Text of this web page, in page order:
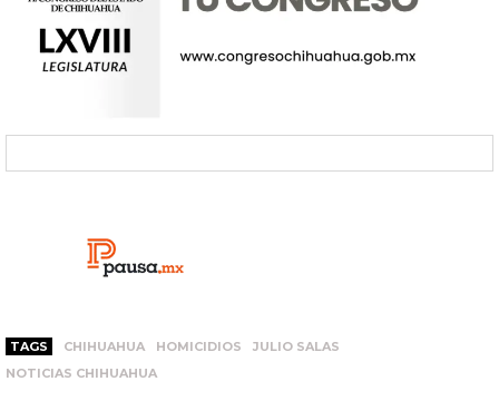
TAGS CHIHUAHUA HOMICIDIOS
JULIO SALAS
NOTICIAS CHIHUAHUA